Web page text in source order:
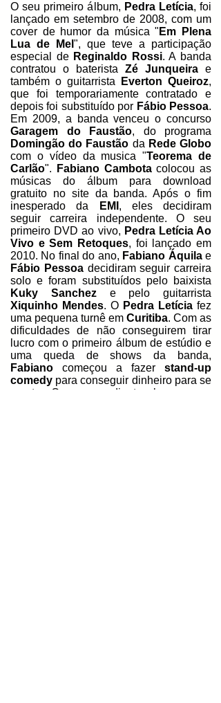
O seu primeiro álbum, Pedra Letícia, foi
lançado em setembro de 2008, com um
cover de humor da música " Em Plena
Lua de Mel ", que teve a participação
especial de Reginaldo Rossi. A banda
contratou o baterista Zé Junqueira e
também o guitarrista
Everton Queiroz,
que foi temporariamente contratado e
depois foi substituído por Fábio Pessoa.
Em 2009, a banda venceu o concurso
Garagem do Faustão, do programa
Domingão do Faustão da Rede Globo
com o vídeo da musica "Teorema de
Carlão". Fabiano Cambotacolocou as
músicas do álbum para download
gratuito no site da banda. Após o fim
inesperado da
EMI , eles decidiram
seguir carreira independente. O seu
primeiro DVD ao vivo, Pedra Letícia Ao
Vivo e Sem Retoques, foi lançado em
2010. No final do ano, Fabiano Áquilae
Fábio Pessoadecidiram seguir carreira
solo e foram substituídos pelo baixista
Kuky Sancheze pelo guitarrista
Xiquinho Mendes. O Pedra Letícia fez
uma pequena turnê em Curitiba. Com as
dificuldades de não conseguirem tirar
lucro com o primeiro álbum de estúdio e
uma queda de shows da banda,
Fabiano começou a fazer stand-up
comedy para conseguir dinheiro para se
manter. Como comediante ele começou